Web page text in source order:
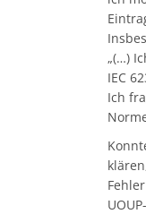
„(…)
IEC
Ich